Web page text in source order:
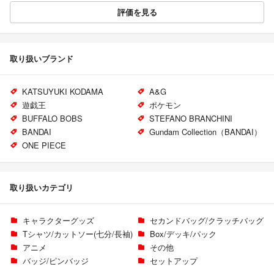
評価を見る
取り扱いブランド
KATSUYUKI KODAMA
A&G
遊戯王
ポケモン
BUFFALO BOBS
STEFANO BRANCHINI
BANDAI
Gundam Collection（BANDAI）
ONE PIECE
取り扱いカテゴリ
キャラクターグッズ
セカンドバッグ/クラッチバッグ
Tシャツ/カットソー(七分/長袖)
Box/デッキ/パック
アニメ
その他
バッジ/ピンバッジ
セットアップ